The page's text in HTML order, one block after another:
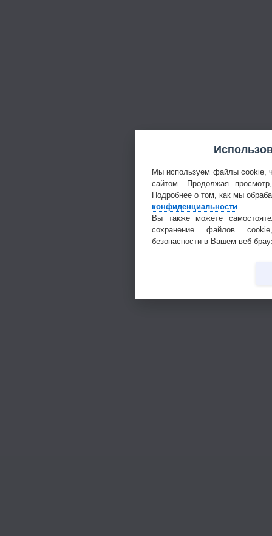
Мы используем файлы cookie,
сайтом. Продолжая
Подробнее о том, как мы
конфиденциальности
Вы также можете
сохранение файлов
безопасности в Вашем веб-